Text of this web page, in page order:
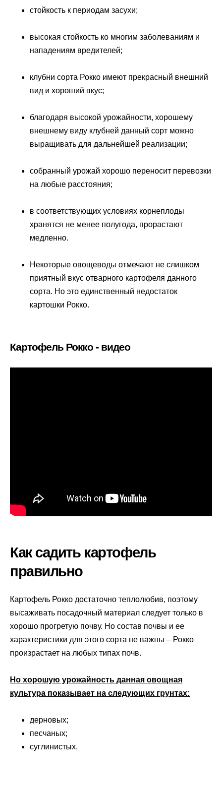
стойкость к периодам засухи;
высокая стойкость ко многим заболеваниям и
нападениям вредителей;
клубни сорта Рокко имеют прекрасный внешний
вид и хороший вкус;
благодаря высокой урожайности, хорошему
внешнему виду клубней данный сорт можно
выращивать для дальнейшей реализации;
собранный урожай хорошо переносит перевозки
на любые расстояния;
в соответствующих условиях корнеплоды
хранятся не менее полугода, прорастают
медленно.
Некоторые овощеводы отмечают не слишком
приятный вкус отварного картофеля данного
сорта. Но это единственный недостаток
картошки Рокко.
Картофель Рокко - видео
Как садить картофель
правильно
Картофель Рокко достаточно теплолюбив, поэтому
высаживать посадочный материал следует только в
хорошо прогретую почву. Но состав почвы и ее
характеристики для этого сорта не важны – Рокко
произрастает на любых типах почв.
Но хорошую урожайность данная овощная
культура показывает на следующих грунтах:
дерновых;
песчаных;
суглинистых.